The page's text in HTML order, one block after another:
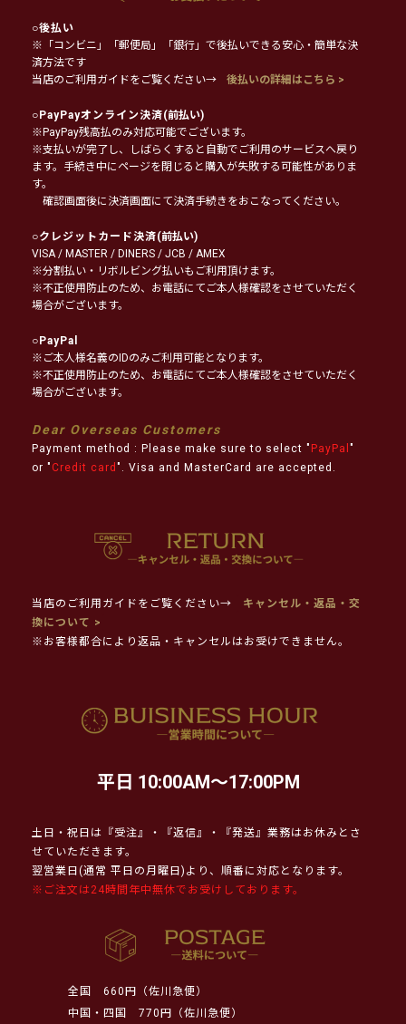
○後払い
※「コンビニ」「郵便局」「銀行」で後払いできる安心・簡単な決
済方法です
当店のご利用ガイドをご覧ください→
後払いの詳細はこちら >
○PayPayオンライン決済(前払い)
※PayPay残高払のみ対応可能でございます。
※支払いが完了し、しばらくすると自動でご利用のサービスへ戻り
ます。手続き中にページを閉じると購入が失敗する可能性がありま
す。
確認画面後に決済画面にて決済手続きをおこなってください。
○クレジットカード決済(前払い)
VISA / MASTER / DINERS / JCB / AMEX
※分割払い・リボルビング払いもご利用頂けます。
※不正使用防止のため、お電話にてご本人様確認をさせていただく
場合がございます。
○PayPal
※ご本人様名義のIDのみご利用可能となります。
※不正使用防止のため、お電話にてご本人様確認をさせていただく
場合がございます。
Dear Overseas Customers
Payment method : Please make sure to select " PayPal "
or " Credit card ". Visa and MasterCard are accepted.
当店のご利用ガイドをご覧ください→
キャンセル・返品・交
換について >
※お客様都合により返品・キャンセルはお受けできません。
平日 10:00AM～17:00PM
土日・祝日は『受注』・『返信』・『発送』業務はお休みとさ
せていただきます。
翌営業日(通常 平日の月曜日)より、順番に対応となります。
※ご注文は24時間年中無休でお受けしております。
全国
660円（佐川急便）
中国・四国
770円（佐川急便）